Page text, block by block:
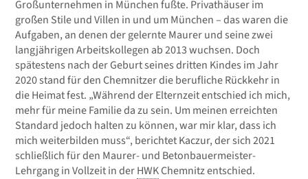
Großunternehmen in München fußte. Privathäuser im
großen Stile und Villen in und um München – das waren die
Aufgaben, an denen der gelernte Maurer und seine zwei
langjährigen Arbeitskollegen ab 2013 wuchsen. Doch
spätestens nach der Geburt seines dritten Kindes im Jahr
2020 stand für den Chemnitzer die berufliche Rückkehr in
die Heimat fest. „Während der Elternzeit entschied ich mich,
mehr für meine Familie da zu sein. Um meinen erreichten
Standard jedoch halten zu können, war mir klar, dass ich
mich weiterbilden muss“, berichtet Kaczur, der sich 2021
schließlich für den Maurer- und Betonbauermeister-
Lehrgang in Vollzeit in derHWKChemnitz entschied.